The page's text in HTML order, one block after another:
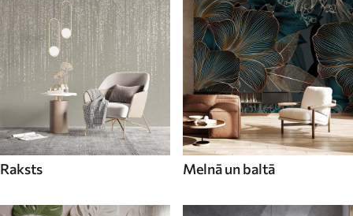
Raksts Melnā un baltā